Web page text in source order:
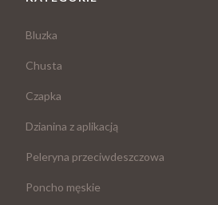
Bluzka
Chusta
Czapka
Dzianina z aplikacją
Peleryna przeciwdeszczowa
Poncho męskie